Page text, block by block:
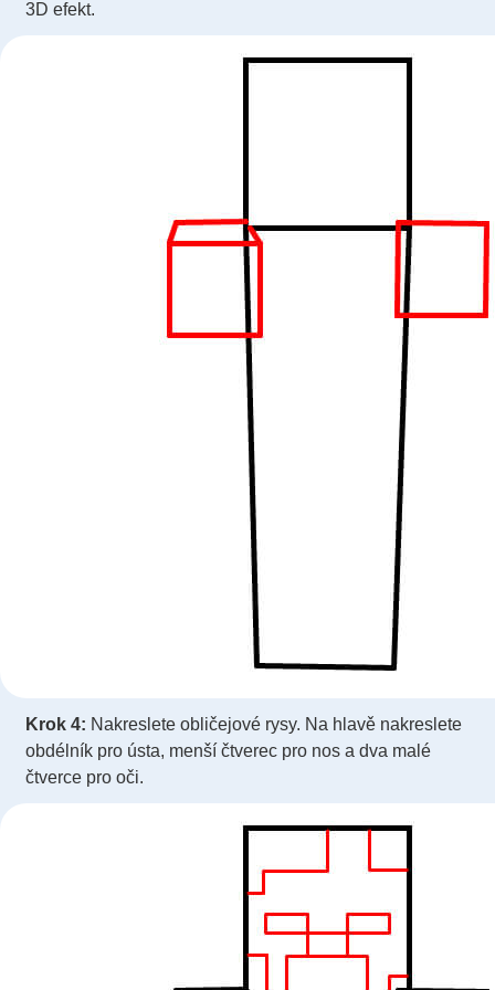
3D efekt.
Krok 4: Nakreslete obličejové rysy. Na hlavě nakreslete
obdélník pro ústa, menší čtverec pro nos a dva malé
čtverce pro oči.